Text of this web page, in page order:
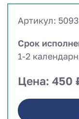
Артикул:
Срок
1-2
Цена: 450